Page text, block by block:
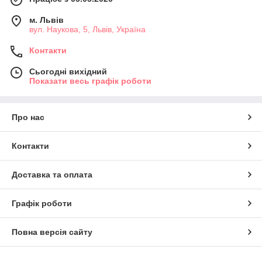
м. Львів
вул. Наукова, 5, Львів, Україна
Контакти
Сьогодні вихідний
Показати весь графік роботи
Про нас
Контакти
Доставка та оплата
Графік роботи
Повна версія сайту